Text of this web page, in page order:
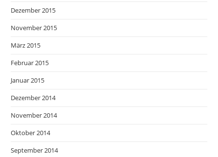
Dezember 2015
November 2015
März 2015
Februar 2015
Januar 2015
Dezember 2014
November 2014
Oktober 2014
September 2014